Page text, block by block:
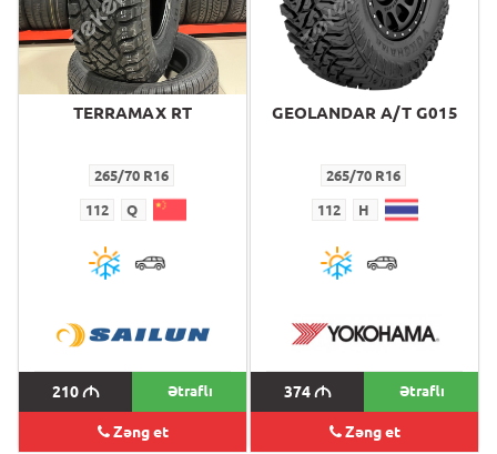
TERRAMAX RT
265/70 R16
112 Q
210M Ətraflı
Zəng et
GEOLANDAR A/T G015
265/70 R16
112 H
374M Ətraflı
Zəng et